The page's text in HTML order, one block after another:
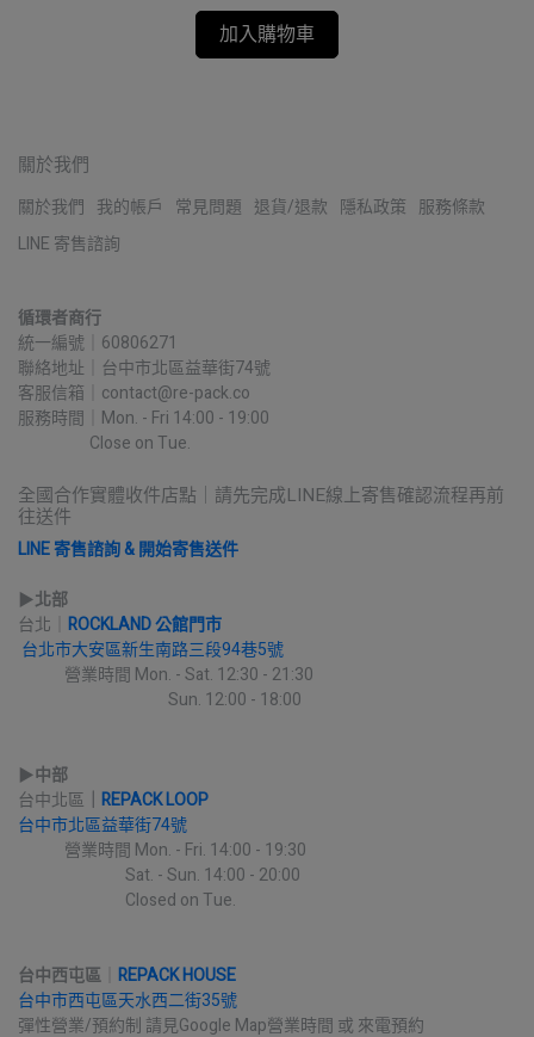
加入購物車
關於我們
關於我們 我的帳戶 常見問題 退貨/退款 隱私政策 服務條款
LINE 寄售諮詢
循環者商行
統一編號｜60806271
聯絡地址｜台中市北區益華街74號
客服信箱｜contact@re-pack.co
服務時間｜Mon. - Fri 14:00 - 19:00
Close on Tue.
全國合作實體收件店點｜請先完成LINE線上寄售確認流程再前
往送件
LINE 寄售諮詢 & 開始寄售送件
▶︎北部
台北｜ ROCKLAND 公館門市
台北市大安區新生南路三段94巷5號
營業時間 Mon. - Sat. 12:30 - 21:30
Sun. 12:00 - 18:00
▶︎中部
台中北區
REPACK LOOP
台中市北區益華街74號
營業時間 Mon. - Fri. 14:00 - 19:30
Sat. - Sun. 14:00 - 20:00
Closed on Tue.
台中西屯區
REPACK HOUSE
台中市西屯區天水西二街35號
彈性營業/預約制 請見Google Map營業時間 或 來電預約